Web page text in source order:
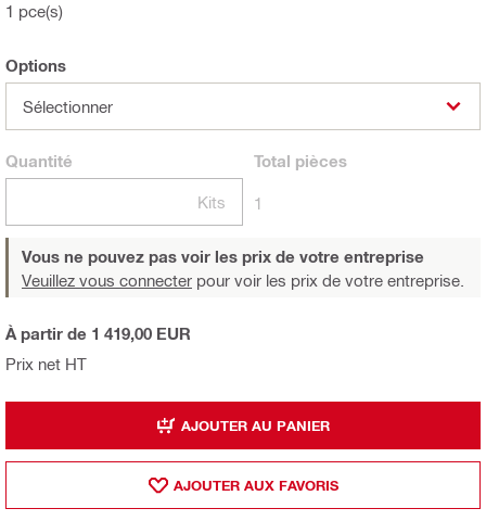
1 pce(s)
Options
Sélectionner
Quantité
Kits
Total pièces
1
Vous ne pouvez pas voir les prix de votre entreprise
Veuillez vous connecter pour voir les prix de votre entreprise.
Prix net HT
À partir de 1 419,00 EUR
AJOUTER AU PANIER
AJOUTER AUX FAVORIS